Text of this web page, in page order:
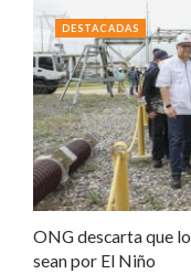
ONG descarta que
sean por El Niño
DESTACADAS